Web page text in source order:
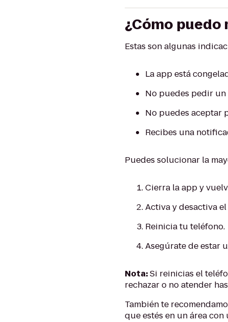
¿Cómo puedo
Estas son algunas
La app está
No puedes pedir
No puedes aceptar
Recibes una
Puedes solucionar la
Cierra la app y
Activa y desactiva
Reinicia tu teléfono.
Asegúrate de estar
Nota:Si reinicias el
rechazar o no atender
También te
que estés en un área